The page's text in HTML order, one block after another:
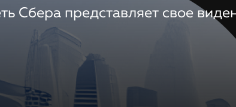
Сбера представляет свое